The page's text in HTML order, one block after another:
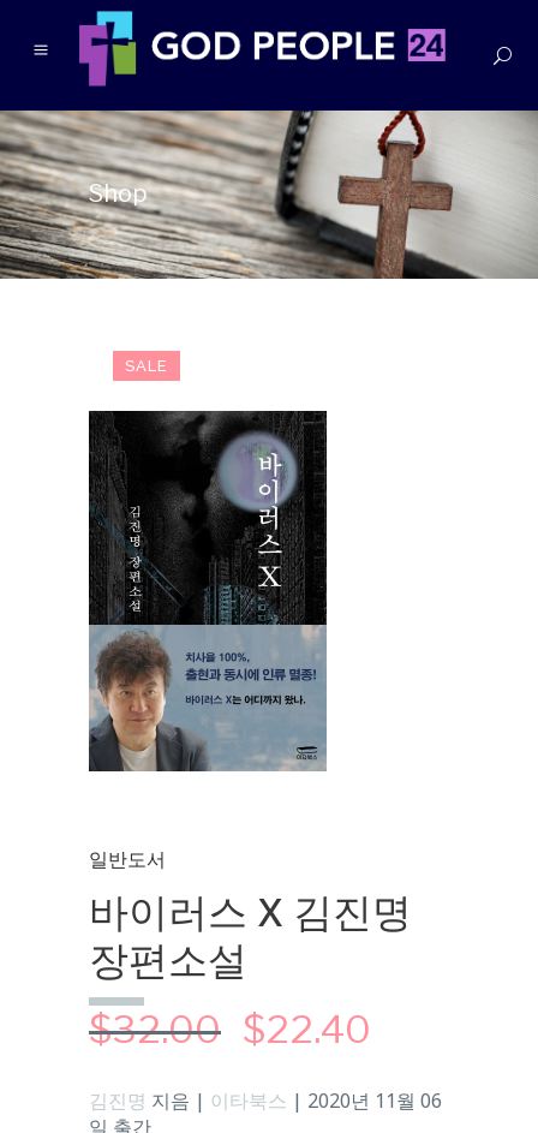
Shop
SALE
일반도서
바이러스 X 김진명
장편소설
$32.00 $22.40
김진명 지음 | 이타북스 | 2020년 11월 06
일 출간